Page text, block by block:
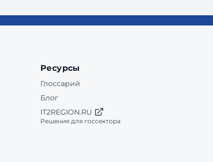
Ресурсы
Глоссарий
Блог
IT2REGION.RU
Решения для госсектора